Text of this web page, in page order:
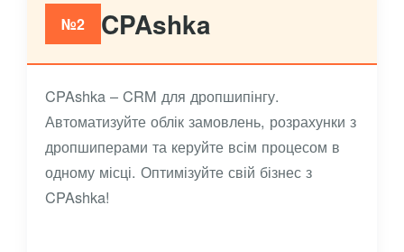
№2 CPAshka
CPAshka – CRM для дропшипінгу.
Автоматизуйте облік замовлень, розрахунки з
дропшиперами та керуйте всім процесом в
одному місці. Оптимізуйте свій бізнес з
CPAshka!